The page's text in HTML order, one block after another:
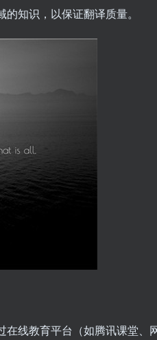
知识，以保证翻译质量。
在线教育平台（如腾讯课堂、